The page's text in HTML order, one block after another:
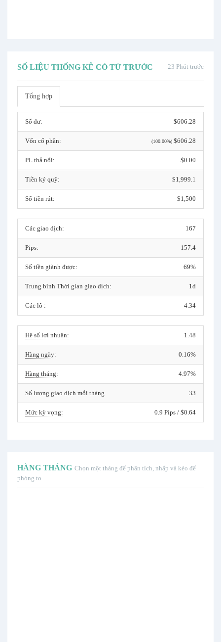
23 Phút trước
SỐ LIỆU THỐNG KÊ CÓ TỪ TRƯỚC
Tổng hợp
Số dư: $606.28
Vốn cổ phần: (100.00%) $606.28
PL thả nổi: $0.00
Tiền ký quỹ: $1,999.1
Số tiền rút: $1,500
Các giao dịch: 167
Pips: 157.4
Số tiền giành được: 69%
Trung bình Thời gian giao dịch: 1d
Các lô : 4.34
Hệ số lợi nhuận: 1.48
Hàng ngày: 0.16%
Hàng tháng: 4.97%
Số lượng giao dịch mỗi tháng 33
Mức kỳ vọng: 0.9 Pips / $0.64
HÀNG THÁNG Chọn một tháng để phân tích, nhấp và kéo để
phóng to